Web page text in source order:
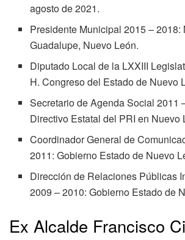
agosto de 2021.
Presidente Municipal 2015 – 2018:
Guadalupe, Nuevo León.
Diputado Local de la LXXIII
H. Congreso del Estado de Nuevo
Secretario de Agenda Social 2011
Directivo Estatal del PRI en Nuevo
Coordinador General de
2011: Gobierno Estado de Nuevo
Dirección de Relaciones Públicas
2009 – 2010: Gobierno Estado de
Ex Alcalde Francisco